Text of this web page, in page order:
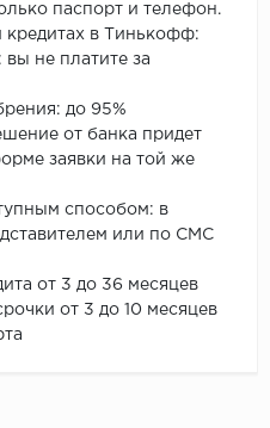
паспорт и телефон.
кредитах в Тинькофф:
вы не платите за
до 95%
от банка придет
заявки на той же
способом: в
или по СМС
от 3 до 36 месяцев
от 3 до 10 месяцев